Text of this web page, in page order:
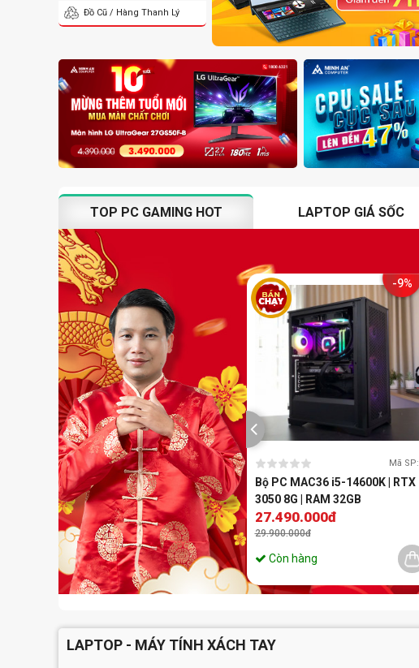
Đồ Cũ / Hàng Thanh Lý
TOP PC GAMING HOT LAPTOP GIÁ SỐC
Mã SP:0
PC Gaming CH425 i5 14400F |
RTX 3060 | RAM 16GB DDR4
23.790.000đ
29.900.000đ
Còn hàng
-9%
Mã SP:
Bộ PC MAC36 i5-14600K | RTX
3050 8G | RAM 32GB
27.490.000đ
29.900.000đ
Còn hàng
LAPTOP - MÁY TÍNH XÁCH TAY